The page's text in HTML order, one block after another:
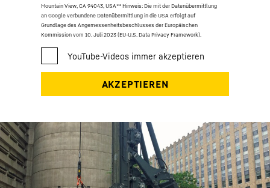
Mountain View, CA 94043, USA** Hinweis: Die mit der Datenübermittlung
an Google verbundene Datenübermittlung in die USA erfolgt auf
Grundlage des Angemessenheitsbeschlusses der Europäischen
Kommission vom 10. Juli 2023 (EU-U.S. Data Privacy Framework).